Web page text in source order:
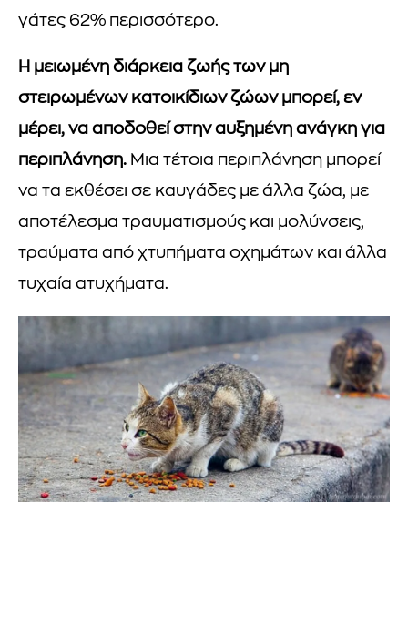
γάτες 62% περισσότερο.
Η μειωμένη διάρκεια ζωής των μη
στειρωμένων κατοικίδιων ζώων μπορεί, εν
μέρει, να αποδοθεί στην αυξημένη ανάγκη για
περιπλάνηση. Μια τέτοια περιπλάνηση μπορεί
να τα εκθέσει σε καυγάδες με άλλα ζώα, με
αποτέλεσμα τραυματισμούς και μολύνσεις,
τραύματα από χτυπήματα οχημάτων και άλλα
τυχαία ατυχήματα.